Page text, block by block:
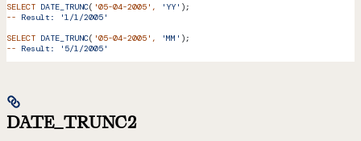
SELECT DATE_TRUNC( '05-04-2005' , 'YY' );
-- Result:
'1/1/2005'
SELECT DATE_TRUNC( '05-04-2005' , 'MM' );
-- Result: '5/1/2005'
DATE_TRUNC2